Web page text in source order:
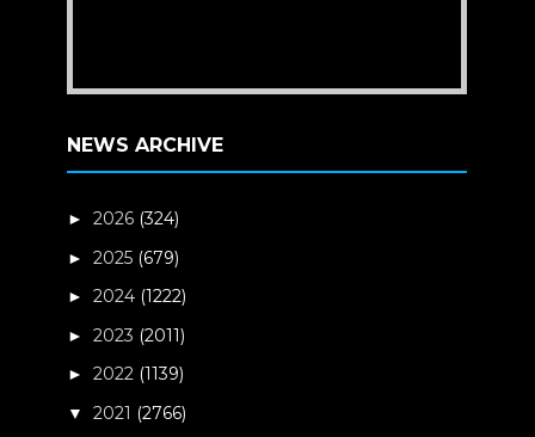
NEWS ARCHIVE
►2026 (324)
►2025 (679)
►2024 (1222)
►2023 (2011)
►2022 (1139)
▼2021 (2766)